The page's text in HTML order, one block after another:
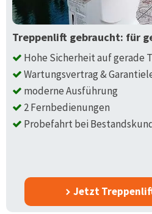
Treppenlift gebraucht: für
Hohe Sicherheit auf gerade
Wartungsvertrag &
moderne Ausführung
2 Fernbedienungen
Probefahrt bei
Jetzt